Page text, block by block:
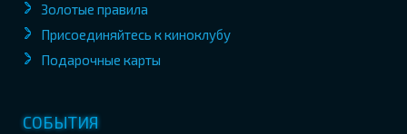
Золотые правила
Присоединяйтесь к киноклубу
Подарочные карты
СОБЫТИЯ